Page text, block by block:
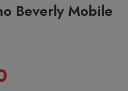
Beverly Mobile